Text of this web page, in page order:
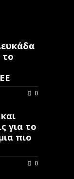
το
0
για το
πιο
0